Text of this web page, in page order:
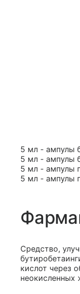
5 мл - ампулы
5 мл - ампулы
5 мл - ампулы
5 мл - ампулы
Средство,
кислот через
неокисленных